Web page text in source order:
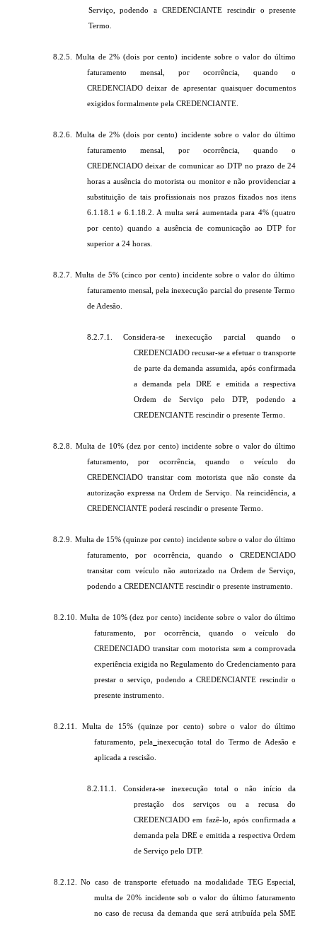
Serviço, podendo a CREDENCIANTE rescindir o presente
Termo.
8.2.5. Multa de 2% (dois por cento) incidente sobre o valor do último
faturamento mensal, por ocorrência, quando o
CREDENCIADO deixar de apresentar quaisquer documentos
exigidos formalmente pela CREDENCIANTE.
8.2.6. Multa de 2% (dois por cento) incidente sobre o valor do último
faturamento mensal, por ocorrência, quando o
CREDENCIADO deixar de comunicar ao DTP no prazo de 24
horas a ausência do motorista ou monitor e não providenciar a
substituição de tais profissionais nos prazos fixados nos itens
6.1.18.1 e 6.1.18.2. A multa será aumentada para 4% (quatro
por cento) quando a ausência de comunicação ao DTP for
superior a 24 horas.
8.2.7. Multa de 5% (cinco por cento) incidente sobre o valor do último
faturamento mensal, pela inexecução parcial do presente Termo
de Adesão.
8.2.7.1. Considera-se inexecução parcial quando o
CREDENCIADO recusar-se a efetuar o transporte
de parte da demanda assumida, após confirmada
a demanda pela DRE e emitida a respectiva
Ordem de Serviço pelo DTP, podendo a
CREDENCIANTE rescindir o presente Termo.
8.2.8. Multa de 10% (dez por cento) incidente sobre o valor do último
faturamento, por ocorrência, quando o veículo do
CREDENCIADO transitar com motorista que não conste da
autorização expressa na Ordem de Serviço. Na reincidência, a
CREDENCIANTE poderá rescindir o presente Termo.
8.2.9. Multa de 15% (quinze por cento) incidente sobre o valor do último
faturamento, por ocorrência, quando o CREDENCIADO
transitar com veículo não autorizado na Ordem de Serviço,
podendo a CREDENCIANTE rescindir o presente instrumento.
8.2.10. Multa de 10% (dez por cento) incidente sobre o valor do último
faturamento, por ocorrência, quando o veículo do
CREDENCIADO transitar com motorista sem a comprovada
experiência exigida no Regulamento do Credenciamento para
prestar o serviço, podendo a CREDENCIANTE rescindir o
presente instrumento.
8.2.11. Multa de 15% (quinze por cento) sobre o valor do último
faturamento, pela inexecução total do Termo de Adesão e
aplicada a rescisão.
8.2.11.1. Considera-se inexecução total o não início da
prestação dos serviços ou a recusa do
CREDENCIADO em fazê-lo, após confirmada a
demanda pela DRE e emitida a respectiva Ordem
de Serviço pelo DTP.
8.2.12. No caso de transporte efetuado na modalidade TEG Especial,
multa de 20% incidente sob o valor do último faturamento
no caso de recusa da demanda que será atribuída pela SME